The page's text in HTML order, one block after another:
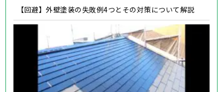
【回避】外壁塗装の失敗例4つとその対策について解説